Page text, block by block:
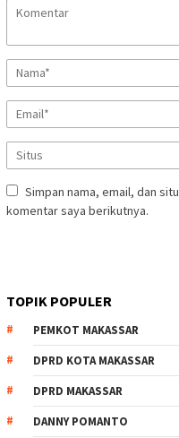
Simpan nama, email, dan
komentar saya berikutnya.
TOPIK POPULER
PEMKOT MAKASSAR
DPRD KOTA MAKASSAR
DPRD MAKASSAR
DANNY POMANTO